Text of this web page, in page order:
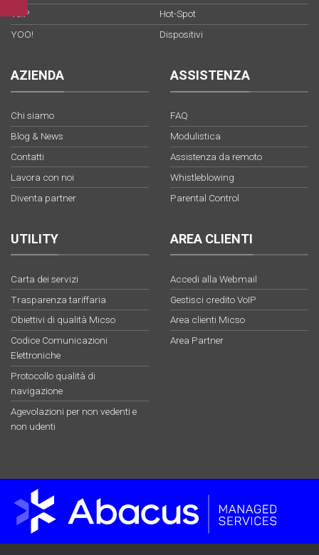
VoIP
YOO!
Hot-Spot
Dispositivi
AZIENDA
Chi siamo
Blog & News
Contatti
Lavora con noi
Diventa partner
ASSISTENZA
FAQ
Modulistica
Assistenza da remoto
Whistleblowing
Parental Control
UTILITY
Carta dei servizi
Trasparenza tariffaria
Obiettivi di qualità Micso
Codice Comunicazioni
Elettroniche
Protocollo qualità di
navigazione
Agevolazioni per non vedenti e
non udenti
AREA CLIENTI
Accedi alla Webmail
Gestisci credito VoIP
Area clienti Micso
Area Partner